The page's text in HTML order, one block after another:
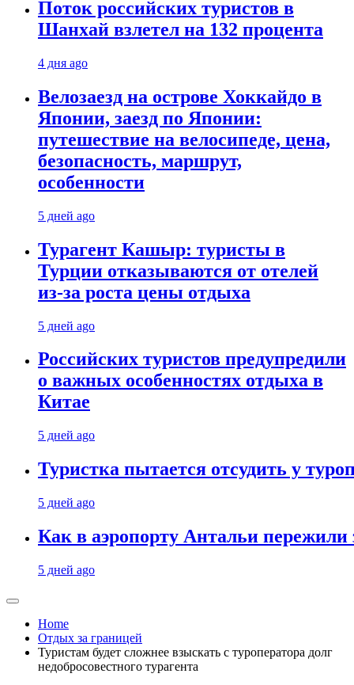
Поток российских туристов в
Шанхай взлетел на 132 процента
4 дня ago
Велозаезд на острове Хоккайдо в
Японии, заезд по Японии:
путешествие на велосипеде, цена,
безопасность, маршрут,
особенности
5 дней ago
Турагент Кашыр: туристы в
Турции отказываются от отелей
из-за роста цены отдыха
5 дней ago
Российских туристов предупредили
о важных особенностях отдыха в
Китае
5 дней ago
Туристка пытается отсудить у
5 дней ago
Как в аэропорту Антальи
5 дней ago
Home
Отдых за границей
Туристам будет сложнее взыскать с туроператора долг
недобросовестного турагента